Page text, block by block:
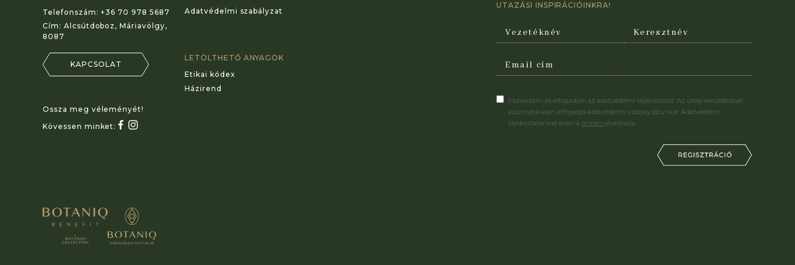
Telefonszám:+36 70 978 5687
Cím: Alcsútdoboz, Máriavölgy,
8087
KAPCSOLAT
Ossza meg véleményét!
Kövessen minket:
Adatvédelmi szabályzat
LETÖLTHETŐ ANYAGOK
Etikai kódex
Házirend
UTAZÁSI INSPIRÁCIÓINKRA!
Elolvastam, és elfogadom az adatvédelmi tájékoztatót. Az űrlap elküldésével
automatikusan elfogadja adatvédelmi szabályzatunkat Adatvédelmi
tájékoztatónkat ezen a linken olvashatja.